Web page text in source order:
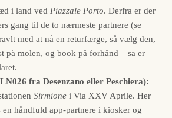
i land ved Piazzale Porto. Derfra er der
gang til de to nærmeste partnere (se
med at nå en returfærge, så vælg den,
på molen, og book på forhånd – så er
fra Desenzano eller Peschiera):
Sirmione i Via XXV Aprile. Her
en håndfuld app-partnere i kiosker og